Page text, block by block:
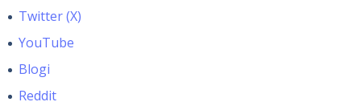
Twitter (X)
YouTube
Blogi
Reddit